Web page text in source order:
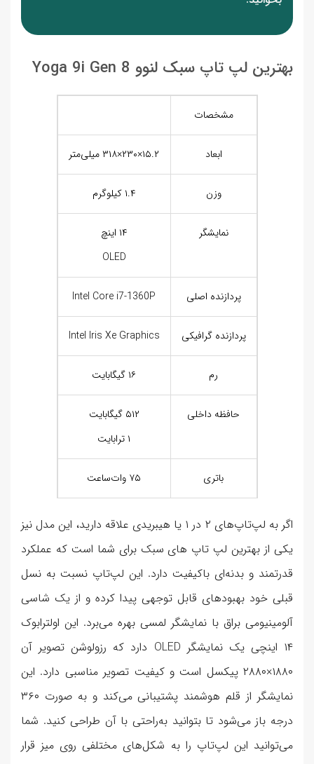
بهترین لپ تاپ سبک لنوو Yoga 9i Gen 8
مشخصات
ابعاد ۱۵.۲×۲۳۰×۳۱۸ میلی‌متر
وزن ۱.۴ کیلوگرم
نمایشگر
۱۴ اینچ
OLED
پردازنده اصلی Intel Core i7-1360P
پردازنده گرافیکی Intel Iris Xe Graphics
رم ۱۶ گیگابایت
حافظه داخلی
۵۱۲ گیگابایت
۱ ترابایت
باتری ۷۵ وات‌ساعت
اگر به لپ‌تاپ‌های ۲ در ۱ یا هیبریدی علاقه دارید، این مدل نیز
یکی از بهترین لپ تاپ های سبک برای شما است که عملکرد
قدرتمند و بدنه‌ای باکیفیت دارد. این لپ‌تاپ نسبت به نسل
قبلی خود بهبودهای قابل توجهی پیدا کرده و از یک شاسی
آلومینیومی براق با نمایشگر لمسی بهره می‌برد. این اولترابوک
۱۴ اینچی یک نمایشگر OLED دارد که رزولوشن تصویر آن
۱۸۸۰×۲۸۸۰ پیکسل است و کیفیت تصویر مناسبی دارد. این
نمایشگر از قلم هوشمند پشتیبانی می‌کند و به صورت ۳۶۰
درجه باز می‌شود تا بتوانید به‌راحتی با آن طراحی کنید. شما
می‌توانید این لپ‌تاپ را به شکل‌های مختلفی روی میز قرار